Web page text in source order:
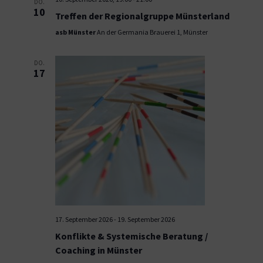
DO.
10 Treffen der Regionalgruppe Münsterland
asb MünsterAn der Germania Brauerei 1, Münster
DO.
17
17. September 2026- 19. September 2026
Konflikte & Systemische Beratung /
Coaching in Münster